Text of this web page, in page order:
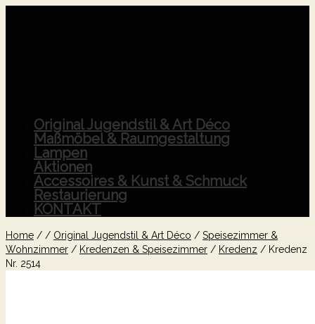
Original Jugendstil & Art Déco
Maßmöbel & Raumgestaltung
Lampen
Aktionen
Accessoires & Kunst & Schmuck
Restaurierung
KONTAKT
Home / / Original Jugendstil & Art Déco / Speisezimmer &
Wohnzimmer / Kredenzen & Speisezimmer / Kredenz / Kredenz
Nr. 2514